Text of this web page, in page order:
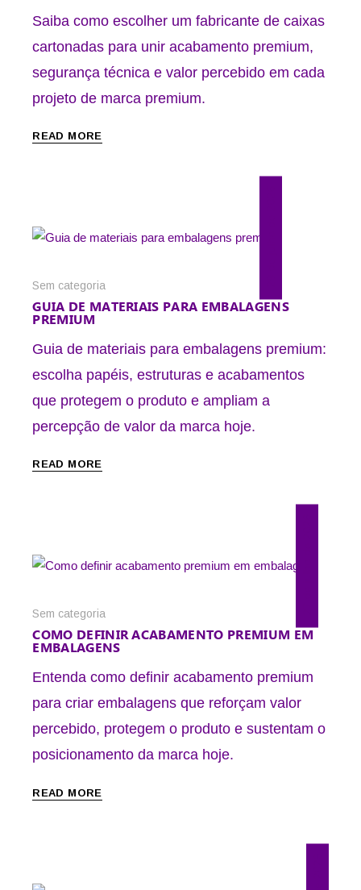
Saiba como escolher um fabricante de caixas
cartonadas para unir acabamento premium,
segurança técnica e valor percebido em cada
projeto de marca premium.
READ MORE
Sem categoria
GUIA DE MATERIAIS PARA EMBALAGENS
PREMIUM
Guia de materiais para embalagens premium:
escolha papéis, estruturas e acabamentos
que protegem o produto e ampliam a
percepção de valor da marca hoje.
READ MORE
Sem categoria
COMO DEFINIR ACABAMENTO PREMIUM EM
EMBALAGENS
Entenda como definir acabamento premium
para criar embalagens que reforçam valor
percebido, protegem o produto e sustentam o
posicionamento da marca hoje.
READ MORE